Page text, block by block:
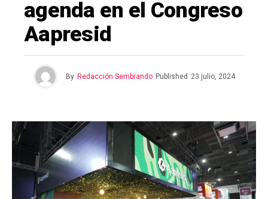
agenda en el Congreso
Aapresid
By Redacción Sembrando Published 23 julio, 2024